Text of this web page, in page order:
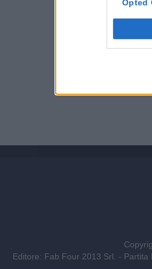
Opted
Editore: Fab Four 2013 Srl. -